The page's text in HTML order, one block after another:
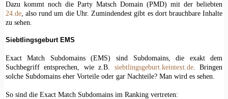
Dazu kommt noch die Party Matsch Domain (PMD) mit der beliebten
24.de, also rund um die Uhr. Zumindendest gibt es dort brauchbare Inhalte
zu sehen.
Siebtlingsgeburt EMS
Exact Match Subdomains (EMS) sind Subdomains, die exakt dem
Suchbegriff entsprechen, wie z.B. siebtlingsgeburt.keintext.de. Bringen
solche Subdomains eher Vorteile oder gar Nachteile? Man wird es sehen.
So sind die Exact Match Subdomains im Ranking vertreten: